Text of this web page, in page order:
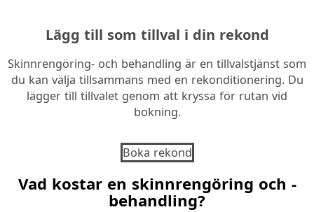
Lägg till som tillval i din rekond
Skinnrengöring- och behandling är en tillvalstjänst som
du kan välja tillsammans med en rekonditionering. Du
lägger till tillvalet genom att kryssa för rutan vid
bokning.
Boka rekond
Vad kostar en skinnrengöring och -
behandling?